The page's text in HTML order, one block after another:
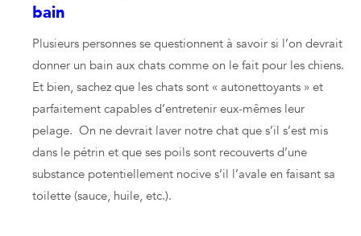
bain
Plusieurs personnes se questionnent à savoir si l’on devrait
donner un bain aux chats comme on le fait pour les chiens.
Et bien, sachez que les chats sont « autonettoyants » et
parfaitement capables d’entretenir eux-mêmes leur
pelage. On ne devrait laver notre chat que s’il s’est mis
dans le pétrin et que ses poils sont recouverts d’une
substance potentiellement nocive s’il l’avale en faisant sa
toilette (sauce, huile, etc.).